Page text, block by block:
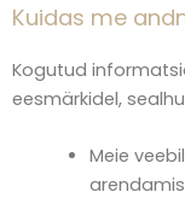
Kuidas me
Kogutud
eesmärkidel,
Meie